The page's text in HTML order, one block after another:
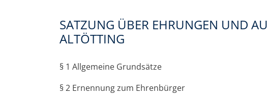
SATZUNG ÜBER EHRUNGEN UND
ALTÖTTING
§ 1 Allgemeine Grundsätze
§ 2 Ernennung zum Ehrenbürger